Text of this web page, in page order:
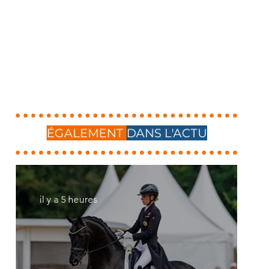
ÉGALEMENT DANS L'ACTU
il y a 5 heures